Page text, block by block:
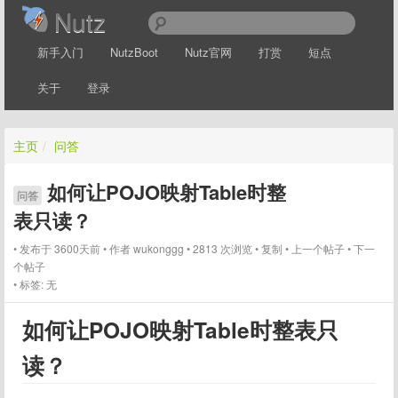
Nutz
新手入门 NutzBoot Nutz官网 打赏 短点
关于 登录
主页 / 问答
问答 如何让POJO映射Table时整
表只读？
发布于 3600天前 作者wukonggg 2813 次浏览 复制 上一个帖子 下一
个帖子
标签:无
如何让POJO映射Table时整表只
读？